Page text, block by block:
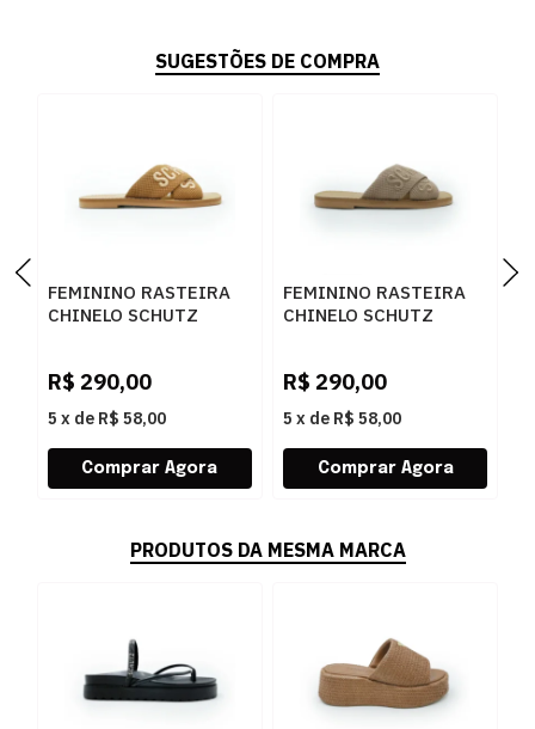
SUGESTÕES DE COMPRA
FEMININO RASTEIRA
CHINELO SCHUTZ
R$ 290,00
5 x de R$ 58,00
FEMININO RASTEIRA
CHINELO SCHUTZ
R$ 290,00
5 x de R$ 58,00
PRODUTOS DA MESMA MARCA